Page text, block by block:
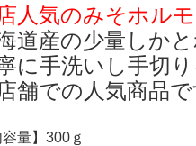
人気のみそホル
道産の少量しか
に手洗いし手切り
舗での人気商品で
容量】300ｇ